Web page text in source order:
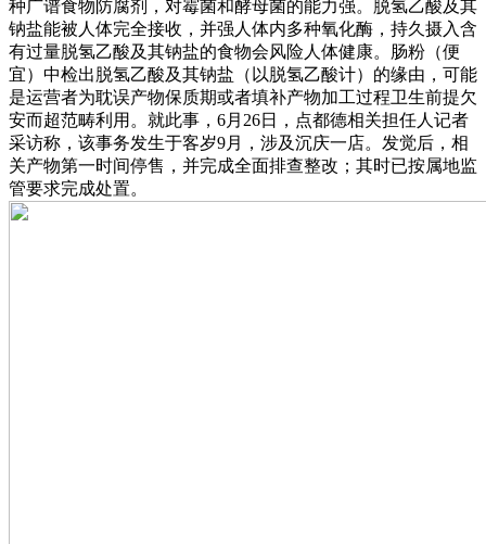
种广谱食物防腐剂，对霉菌和酵母菌的能力强。脱氢乙酸及其
钠盐能被人体完全接收，并强人体内多种氧化酶，持久摄入含
有过量脱氢乙酸及其钠盐的食物会风险人体健康。肠粉（便
宜）中检出脱氢乙酸及其钠盐（以脱氢乙酸计）的缘由，可能
是运营者为耽误产物保质期或者填补产物加工过程卫生前提欠
安而超范畴利用。就此事，6月26日，点都德相关担任人记者
采访称，该事务发生于客岁9月，涉及沉庆一店。发觉后，相
关产物第一时间停售，并完成全面排查整改；其时已按属地监
管要求完成处置。